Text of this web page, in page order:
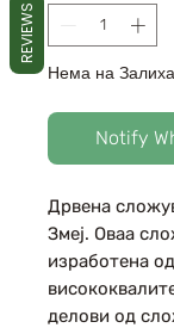
Нема на Залиха
Notify
Дрвена
Змеј. Оваа
изработена од
делови од
REVIEWS